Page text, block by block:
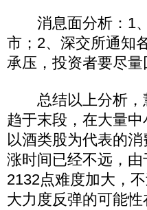
消息面分析：1、
市；2、深交所通知
承压，投资者要尽量
总结以上分析，
趋于末段，在大量
以酒类股为代表的
涨时间已经不远，
2132点难度加大，
大力度反弹的可能